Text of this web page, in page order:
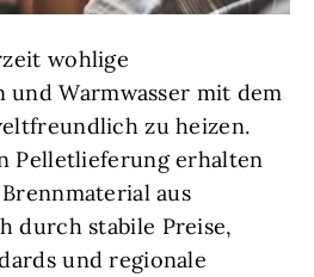
wohlige
und Warmwasser mit dem
zu heizen.
Pelletlieferung erhalten
aus
durch stabile Preise,
und regionale